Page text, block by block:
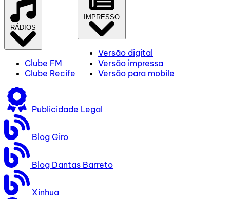
RÁDIOS
Clube FM
Clube Recife
IMPRESSO
Versão digital
Versão impressa
Versão para mobile
Publicidade Legal
Blog Giro
Blog Dantas Barreto
Xinhua